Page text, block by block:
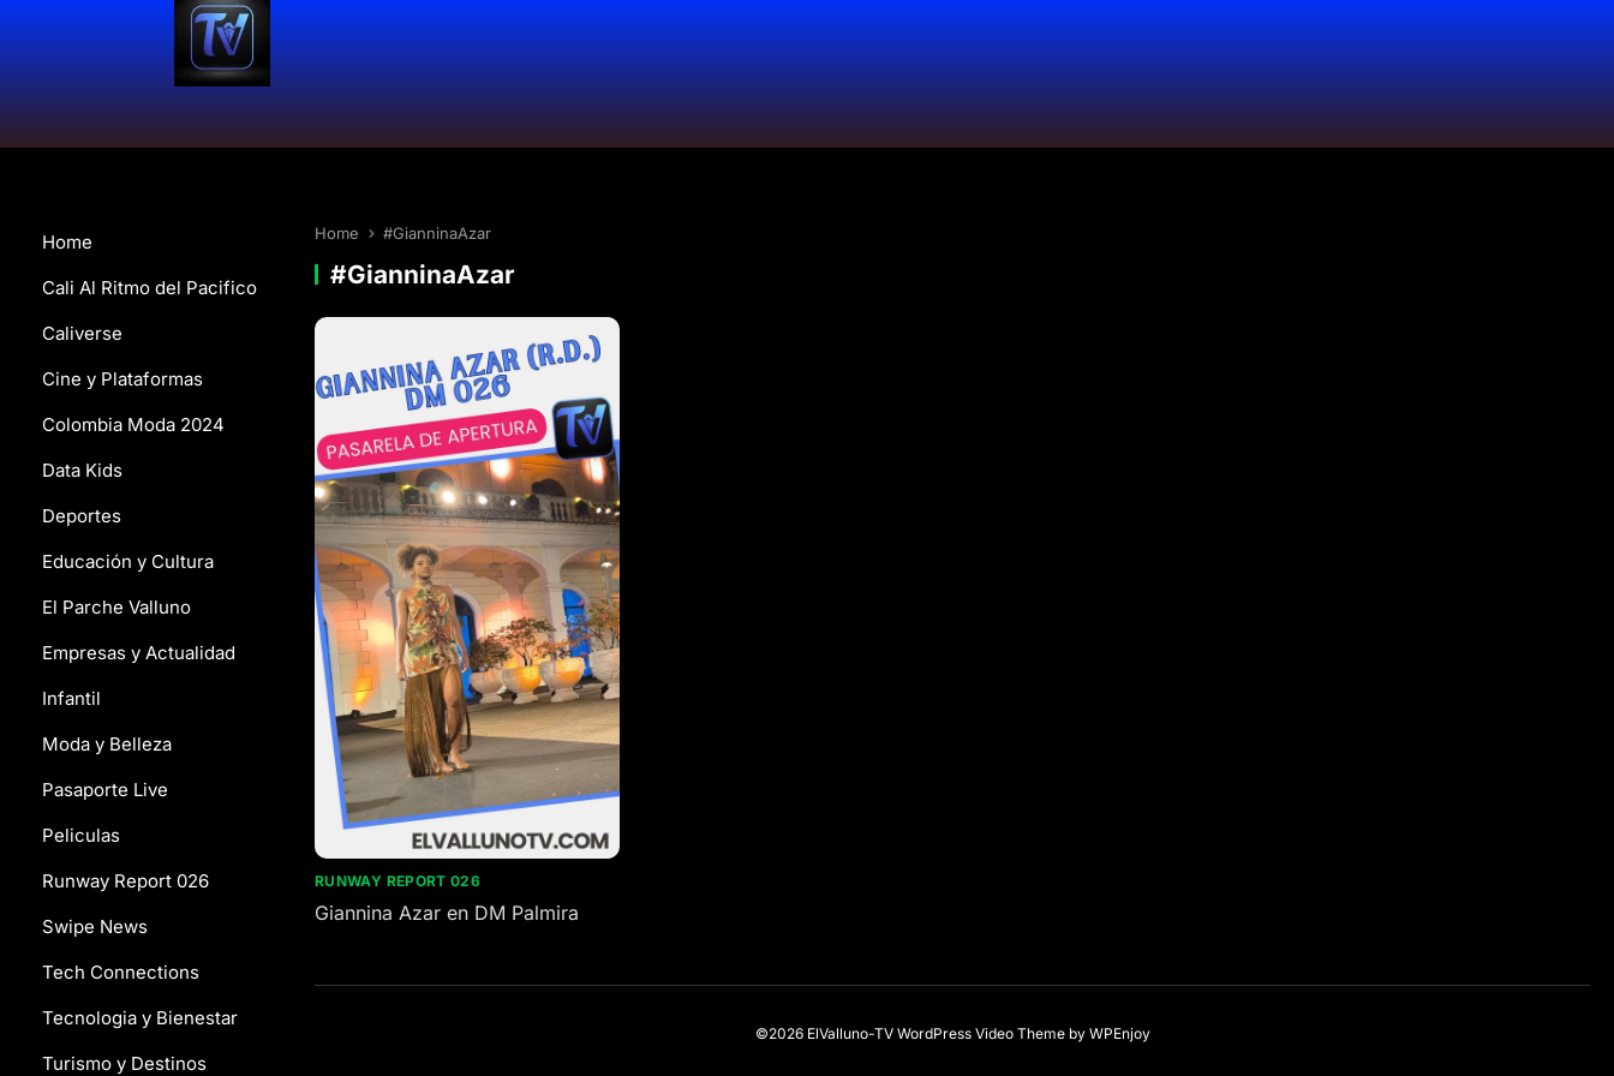
Home
Cali Al Ritmo del Pacifico
Caliverse
Cine y Plataformas
Colombia Moda 2024
Data Kids
Deportes
Educación y Cultura
El Parche Valluno
Empresas y Actualidad
Infantil
Moda y Belleza
Pasaporte Live
Peliculas
Runway Report 026
Swipe News
Tech Connections
Tecnologia y Bienestar
Turismo y Destinos
Home #GianninaAzar
#GianninaAzar
RUNWAY REPORT 026
Giannina Azar en DM Palmira
©2026 ElValluno-TV WordPress Video Themeby WPEnjoy